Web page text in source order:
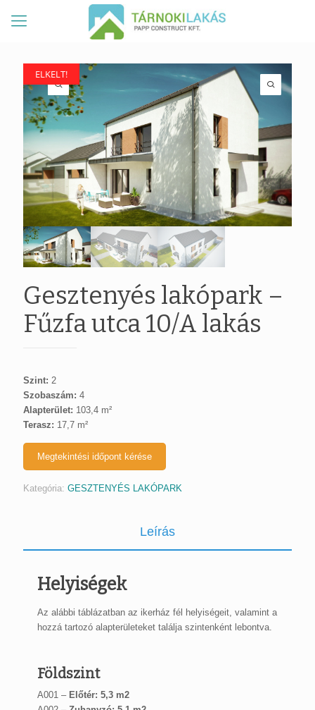
ELKELT!
ELKELT!
Gesztenyés lakópark –
Fűzfa utca 10/A lakás
Szint: 2
Szobaszám: 4
Alapterület: 103,4 m²
Terasz: 17,7 m²
Megtekintési időpont kérése
Kategória: GESZTENYÉS LAKÓPARK
Leírás
Helyiségek
Az alábbi táblázatban az ikerház fél helyiségeit, valamint a
hozzá tartozó alapterületeket találja szintenként lebontva.
Földszint
A001 – Előtér: 5,3 m2